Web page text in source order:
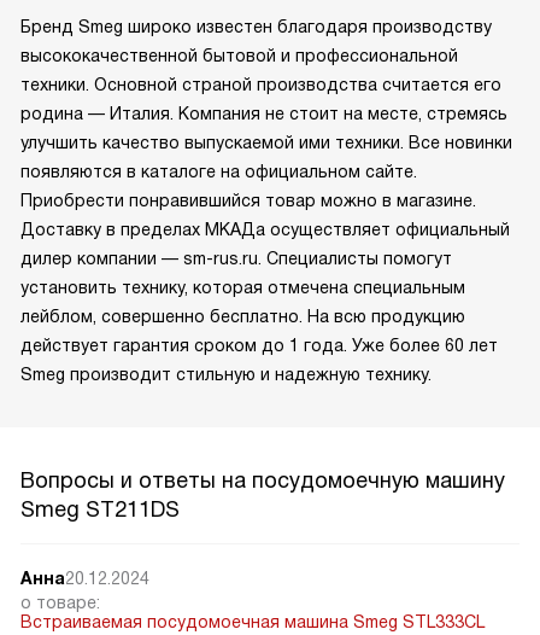
Бренд Smeg широко известен благодаря производству
высококачественной бытовой и профессиональной
техники. Основной страной производства считается его
родина — Италия. Компания не стоит на месте, стремясь
улучшить качество выпускаемой ими техники. Все новинки
появляются в каталоге на официальном сайте.
Приобрести понравившийся товар можно в магазине.
Доставку в пределах МКАДа осуществляет официальный
дилер компании — sm-rus.ru. Специалисты помогут
установить технику, которая отмечена специальным
лейблом, совершенно бесплатно. На всю продукцию
действует гарантия сроком до 1 года. Уже более 60 лет
Smeg производит стильную и надежную технику.
Вопросы и ответы на посудомоечную машину
Smeg ST211DS
Анна20.12.2024
о товаре:
Встраиваемая посудомоечная машина Smeg STL333CL